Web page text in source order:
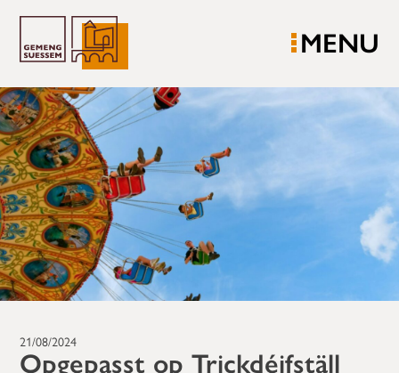
MENU
21/08/2024
Opgepasst op Trickdéifställ